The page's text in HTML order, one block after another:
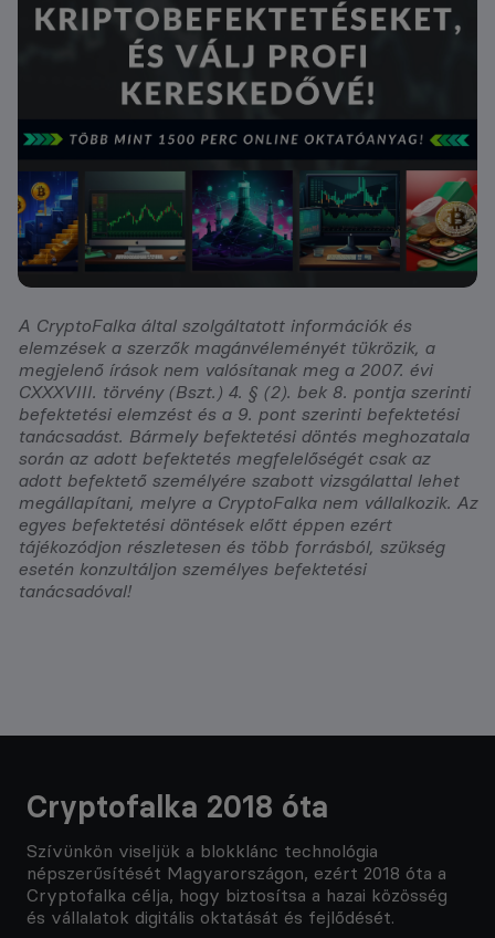
A CryptoFalka által szolgáltatott információk és
elemzések a szerzők magánvéleményét tükrözik, a
megjelenő írások nem valósítanak meg a 2007. évi
CXXXVIII. törvény (Bszt.) 4. § (2). bek 8. pontja szerinti
befektetési elemzést és a 9. pont szerinti befektetési
tanácsadást. Bármely befektetési döntés meghozatala
során az adott befektetés megfelelőségét csak az
adott befektető személyére szabott vizsgálattal lehet
megállapítani, melyre a CryptoFalka nem vállalkozik. Az
egyes befektetési döntések előtt éppen ezért
tájékozódjon részletesen és több forrásból, szükség
esetén konzultáljon személyes befektetési
tanácsadóval!
Cryptofalka 2018 óta
Szívünkön viseljük a blokklánc technológia
népszerűsítését Magyarországon, ezért 2018 óta a
Cryptofalka célja, hogy biztosítsa a hazai közösség
és vállalatok digitális oktatását és fejlődését.